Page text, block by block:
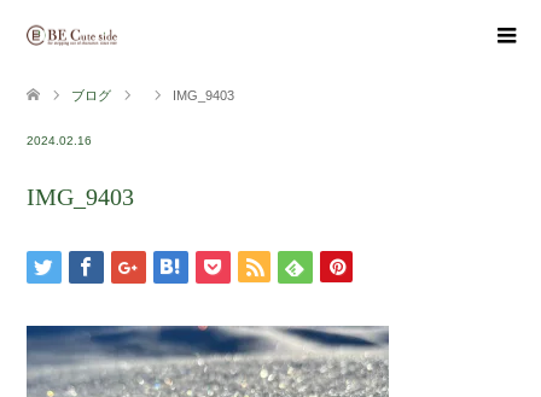
ブログ IMG_9403
2024.02.16
IMG_9403